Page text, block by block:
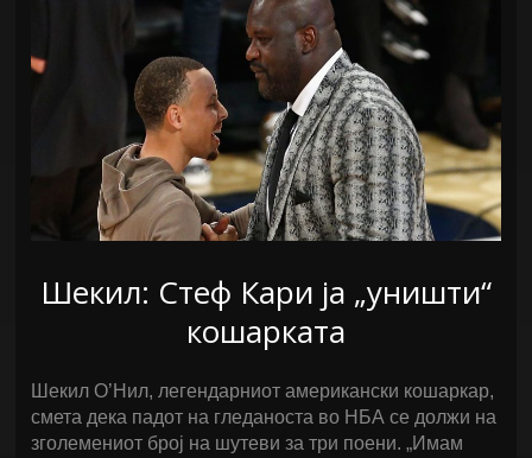
Шекил: Стеф Кари ја „уништи“
кошарката
Шекил О’Нил, легендарниот американски кошаркар,
смета дека падот на гледаноста во НБА се должи на
зголемениот број на шутеви за три поени. „Имам